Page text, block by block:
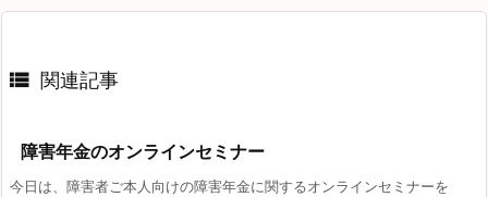
 関連記事
障害年金のオンラインセミナー
今日は、障害者ご本人向けの障害年金に関するオンラインセミナーを